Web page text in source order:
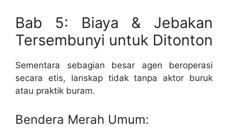
Bab 5: Biaya & Jebakan
Tersembunyi untuk Ditonton
Sementara sebagian besar agen beroperasi
secara etis, lanskap tidak tanpa aktor buruk
atau praktik buram.
Bendera Merah Umum: